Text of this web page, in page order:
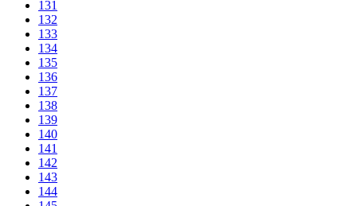
131
132
133
134
135
136
137
138
139
140
141
142
143
144